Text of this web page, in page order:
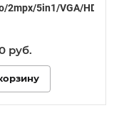
1HDD
2mpx/5in1/VGA/HDMI/
руб.